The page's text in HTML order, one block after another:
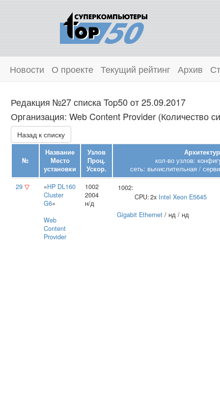
Новости О проекте Текущий рейтинг Архив
Редакция №27 списка Top50 от 25.09.2017
Организация: Web Content Provider (Количество
Назад к списку
№
Название
Место
установки
Узлов
Проц.
Ускор.
кол-во узлов:
сеть: вычислительная /
29 ▽ «HP DL160
Cluster
G6»
Web
Content
Provider
1002
2004
н/д
1002:
CPU:2x Intel Xeon E5645
Gigabit Ethernet / нд / нд